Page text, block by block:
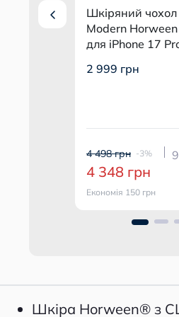
Шкіряний
Modern
для iPhone 17
2 999 грн
4 498 грн -3%
4 348 грн
Економія 150 грн
Шкіра Horween® з